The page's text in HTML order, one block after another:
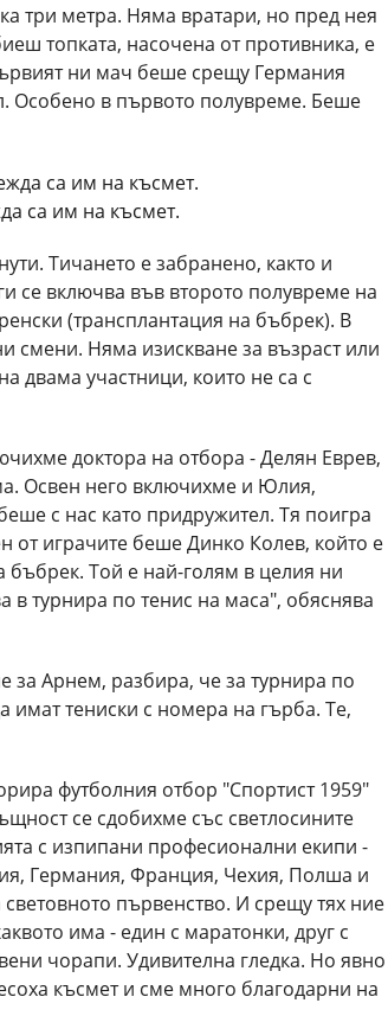
три метра. Няма вратари, но пред нея
топката, насочена от противника, е
ни мач беше срещу Германия
Особено в първото полувреме. Беше
са им на късмет.
Тичането е забранено, както и
се включва във второто полувреме на
(трансплантация на бъбрек). В
смени. Няма изискване за възраст или
двама участници, които не са с
доктора на отбора - Делян Еврев,
Освен него включихме и Юлия,
с нас като придружител. Тя поигра
от играчите беше Динко Колев, който е
бъбрек. Той е най-голям в целия ни
в турнира по тенис на маса", обяснява
за Арнем, разбира, че за турнира по
имат тениски с номера на гърба. Те,
футболния отбор "Спортист 1959"
се сдобихме със светлосините
с изпипани професионални екипи -
Германия, Франция, Чехия, Полша и
първенство. И срещу тях ние
има - един с маратонки, друг с
чорапи. Удивителна гледка. Но явно
късмет и сме много благодарни на